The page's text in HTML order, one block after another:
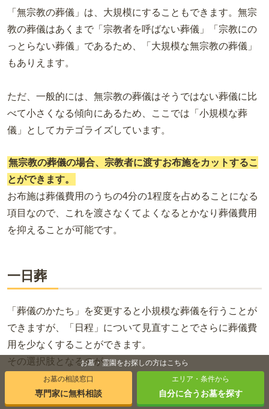
「無宗教の葬儀」は、大規模にすることもできます。無宗
教の葬儀はあくまで「宗教者を呼ばない葬儀」「宗教にの
っとらない葬儀」であるため、「大規模な無宗教の葬儀」
もありえます。
ただ、一般的には、無宗教の葬儀はそうではない葬儀に比
べて小さくなる傾向にあるため、ここでは「小規模な葬
儀」としてカテゴライズしています。
無宗教の葬儀の場合、宗教者に渡すお布施をカットするこ
とができます。
お布施は葬儀費用のうちの4分の1程度を占めることになる
項目なので、これを渡さなくてよくなるとかなり葬儀費用
を抑えることが可能です。
一日葬
「葬儀のかたち」を変更すると小規模な葬儀を行うことが
できますが、「日程」について見直すことでさらに葬儀費
用を少なくすることができます。
その選択肢となるのが
一日葬
お墓・霊園をお探しの方はこちら
お墓の相談窓口
専門家に無料相談
エリア・条件から
自分に合うお墓を探す